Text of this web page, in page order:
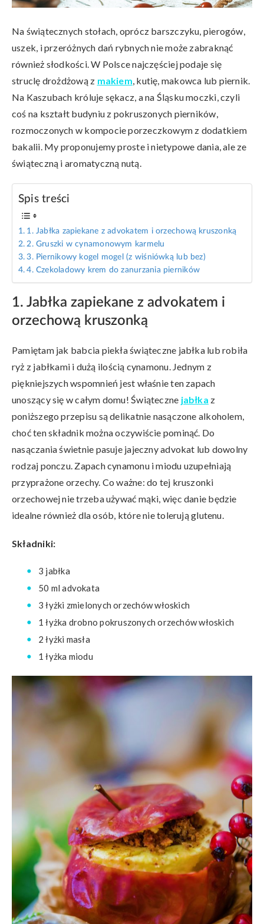
Na świątecznych stołach, oprócz barszczyku, pierogów,
uszek, i przeróżnych dań rybnych nie może zabraknąć
również słodkości. W Polsce najczęściej podaje się
struclę drożdżową z makiem, kutię, makowca lub piernik.
Na Kaszubach króluje sękacz, a na Śląsku moczki, czyli
coś na kształt budyniu z pokruszonych pierników,
rozmoczonych w kompocie porzeczkowym z dodatkiem
bakalii. My proponujemy proste i nietypowe dania, ale ze
świąteczną i aromatyczną nutą.
Spis treści
1. Jabłka zapiekane z advokatem i orzechową kruszonką
2. Gruszki w cynamonowym karmelu
3. Piernikowy kogel mogel (z wiśniówką lub bez)
4. Czekoladowy krem do zanurzania pierników
1. Jabłka zapiekane z advokatem i
orzechową kruszonką
Pamiętam jak babcia piekła świąteczne jabłka lub robiła
ryż z jabłkami i dużą ilością cynamonu. Jednym z
piękniejszych wspomnień jest właśnie ten zapach
unoszący się w całym domu! Świąteczne jabłka z
poniższego przepisu są delikatnie nasączone alkoholem,
choć ten składnik można oczywiście pominąć. Do
nasączania świetnie pasuje jajeczny advokat lub dowolny
rodzaj ponczu. Zapach cynamonu i miodu uzupełniają
przyprażone orzechy. Co ważne: do tej kruszonki
orzechowej nie trzeba używać mąki, więc danie będzie
idealne również dla osób, które nie tolerują glutenu.
Składniki:
3 jabłka
50 ml advokata
3 łyżki zmielonych orzechów włoskich
1 łyżka drobno pokruszonych orzechów włoskich
2 łyżki masła
1 łyżka miodu